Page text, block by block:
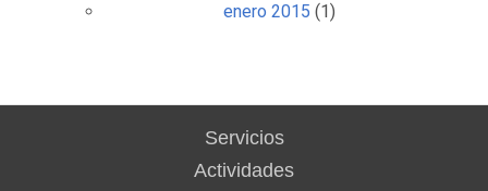
enero 2015 (1)
Servicios
Actividades